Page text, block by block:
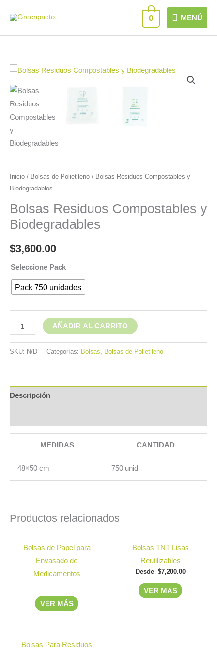
MENÚ
MENÚ
0
Inicio / Bolsas de Polietileno / Bolsas Residuos Compostables y
Biodegradables
Bolsas Residuos Compostables y
Biodegradables
$3,600.00
Seleccione Pack
Pack 750 unidades
Bolsas
Residuos
Biodegradables
cantidad
AÑADIR AL CARRITO
SKU: N/D Categorías: Bolsas Bolsas de Polietileno
Descripción
MEDIDAS CANTIDAD
48×50 cm 750 unid.
Productos relacionados
Bolsas de Papel para
Envasado de
Medicamentos
VER MÁS
Bolsas TNT Lisas
Reutilizables
Desde: $7,200.00
VER MÁS
tiene
variantes.
Bolsas Para Residuos